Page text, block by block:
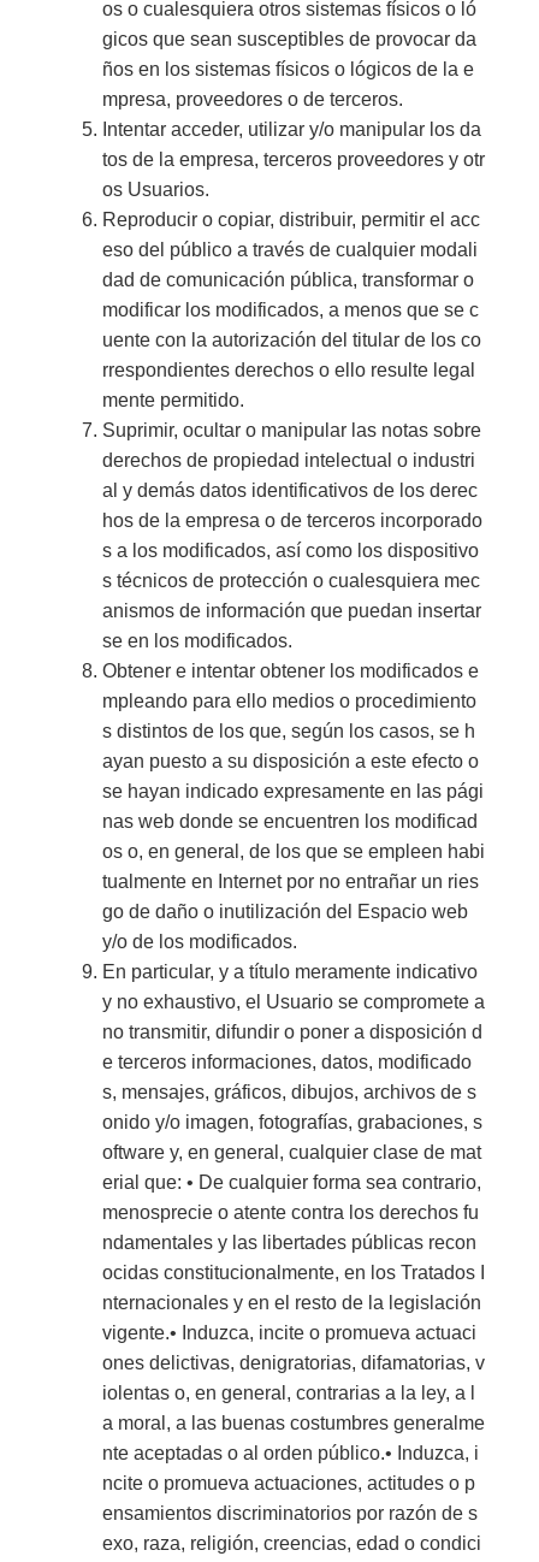
os o cualesquiera otros sistemas físicos o ló
gicos que sean susceptibles de provocar da
ños en los sistemas físicos o lógicos de la e
mpresa, proveedores o de terceros.
Intentar acceder, utilizar y/o manipular los da
tos de la empresa, terceros proveedores y otr
os Usuarios.
Reproducir o copiar, distribuir, permitir el acc
eso del público a través de cualquier modali
dad de comunicación pública, transformar o
modificar los modificados, a menos que se c
uente con la autorización del titular de los co
rrespondientes derechos o ello resulte legal
mente permitido.
Suprimir, ocultar o manipular las notas sobre
derechos de propiedad intelectual o industri
al y demás datos identificativos de los derec
hos de la empresa o de terceros incorporado
s a los modificados, así como los dispositivo
s técnicos de protección o cualesquiera mec
anismos de información que puedan insertar
se en los modificados.
Obtener e intentar obtener los modificados e
mpleando para ello medios o procedimiento
s distintos de los que, según los casos, se h
ayan puesto a su disposición a este efecto o
se hayan indicado expresamente en las pági
nas web donde se encuentren los modificad
os o, en general, de los que se empleen habi
tualmente en Internet por no entrañar un ries
go de daño o inutilización del Espacio web
y/o de los modificados.
En particular, y a título meramente indicativo
y no exhaustivo, el Usuario se compromete a
no transmitir, difundir o poner a disposición d
e terceros informaciones, datos, modificado
s, mensajes, gráficos, dibujos, archivos de s
onido y/o imagen, fotografías, grabaciones, s
oftware y, en general, cualquier clase de mat
erial que: • De cualquier forma sea contrario,
menosprecie o atente contra los derechos fu
ndamentales y las libertades públicas recon
ocidas constitucionalmente, en los Tratados I
nternacionales y en el resto de la legislación
vigente.• Induzca, incite o promueva actuaci
ones delictivas, denigratorias, difamatorias, v
iolentas o, en general, contrarias a la ley, a l
a moral, a las buenas costumbres generalme
nte aceptadas o al orden público.• Induzca, i
ncite o promueva actuaciones, actitudes o p
ensamientos discriminatorios por razón de s
exo, raza, religión, creencias, edad o condici